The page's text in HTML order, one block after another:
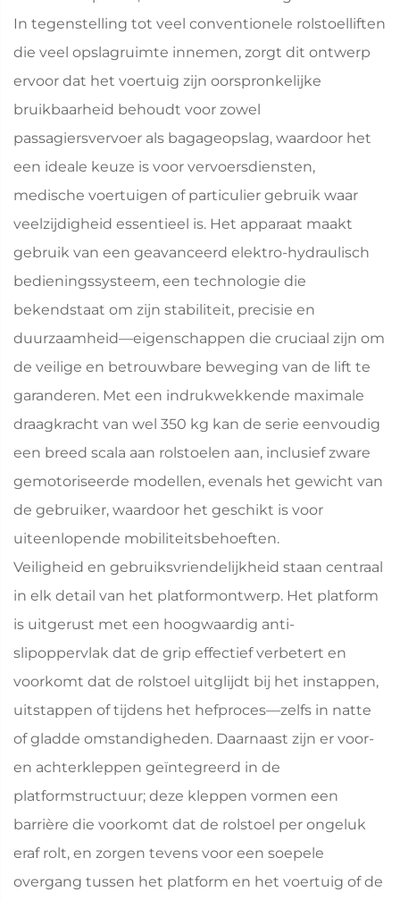
In tegenstelling tot veel conventionele rolstoelliften
die veel opslagruimte innemen, zorgt dit ontwerp
ervoor dat het voertuig zijn oorspronkelijke
bruikbaarheid behoudt voor zowel
passagiersvervoer als bagageopslag, waardoor het
een ideale keuze is voor vervoersdiensten,
medische voertuigen of particulier gebruik waar
veelzijdigheid essentieel is. Het apparaat maakt
gebruik van een geavanceerd elektro-hydraulisch
bedieningssysteem, een technologie die
bekendstaat om zijn stabiliteit, precisie en
duurzaamheid—eigenschappen die cruciaal zijn om
de veilige en betrouwbare beweging van de lift te
garanderen. Met een indrukwekkende maximale
draagkracht van wel 350 kg kan de serie eenvoudig
een breed scala aan rolstoelen aan, inclusief zware
gemotoriseerde modellen, evenals het gewicht van
de gebruiker, waardoor het geschikt is voor
uiteenlopende mobiliteitsbehoeften.
Veiligheid en gebruiksvriendelijkheid staan centraal
in elk detail van het platformontwerp. Het platform
is uitgerust met een hoogwaardig anti-
slipoppervlak dat de grip effectief verbetert en
voorkomt dat de rolstoel uitglijdt bij het instappen,
uitstappen of tijdens het hefproces—zelfs in natte
of gladde omstandigheden. Daarnaast zijn er voor-
en achterkleppen geïntegreerd in de
platformstructuur; deze kleppen vormen een
barrière die voorkomt dat de rolstoel per ongeluk
eraf rolt, en zorgen tevens voor een soepele
overgang tussen het platform en het voertuig of de